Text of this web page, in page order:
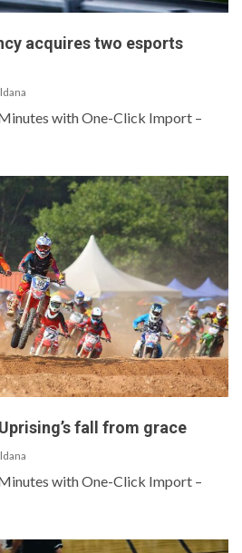
acquires two esports
with One-Click Import –
fall from grace
with One-Click Import –